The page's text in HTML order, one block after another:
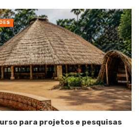
para projetos e pesquisas